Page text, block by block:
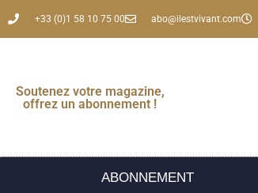
+33 (0)1 58 10 75 00 abo@ilestvivant.com
Soutenez votre magazine,
offrez un abonnement !
ABONNEMENT